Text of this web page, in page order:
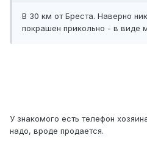
В 30 км от Бреста. Наверно
покрашен прикольно - в виде
У знакомого есть телефон
надо, вроде продается.